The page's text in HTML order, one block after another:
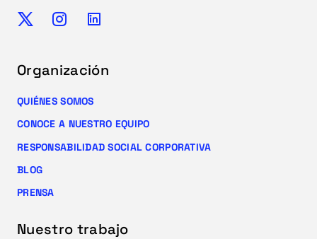
Organización
QUIÉNES SOMOS
CONOCE A NUESTRO EQUIPO
RESPONSABILIDAD SOCIAL CORPORATIVA
BLOG
PRENSA
Nuestro trabajo